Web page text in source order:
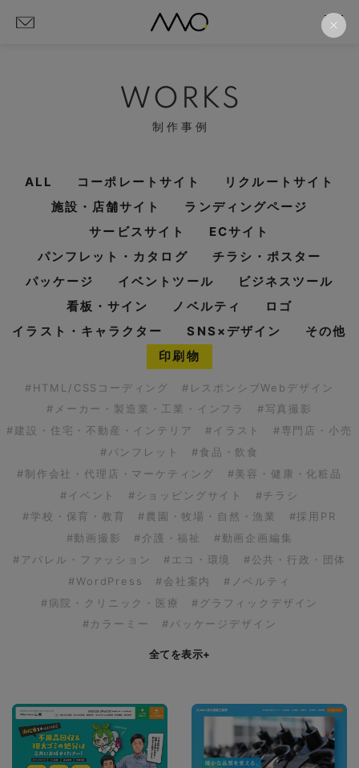
WORKS
制作事例
ALL コーポレートサイト
リクルートサイト
施設・店舗サイト
ランディングページ
サービスサイト
ECサイト
パンフレット・カタログ
チラシ・ポスター
パッケージ
イベントツール
ビジネスツール
看板・サイン
ノベルティ
ロゴ
イラスト・キャラクター
SNS×デザイン
その他
印刷物
#HTML/CSSコーディング
#レスポンシブWebデザイン
#メーカー・製造業・工業・インフラ
#写真撮影
#建設・住宅・不動産・インテリア
#イラスト
#専門店・小売
#パンフレット
#食品・飲食
#制作会社・代理店・マーケティング
#美容・健康・化粧品
#イベント
#ショッピングサイト
#チラシ
#学校・保育・教育
#農園・牧場・自然・漁業
#採用PR
#動画撮影
#介護・福祉
#動画企画編集
#アパレル・ファッション
#エコ・環境
#公共・行政・団体
#WordPress
#会社案内
#ノベルティ
#病院・クリニック・医療
#グラフィックデザイン
#カラーミー
#パッケージデザイン
全てを表示+